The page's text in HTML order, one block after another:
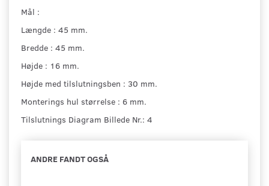
Mål :
Længde : 45 mm.
Bredde : 45 mm.
Højde : 16 mm.
Højde med tilslutningsben : 30 mm.
Monterings hul størrelse : 6 mm.
Tilslutnings Diagram Billede Nr.: 4
ANDRE FANDT OGSÅ